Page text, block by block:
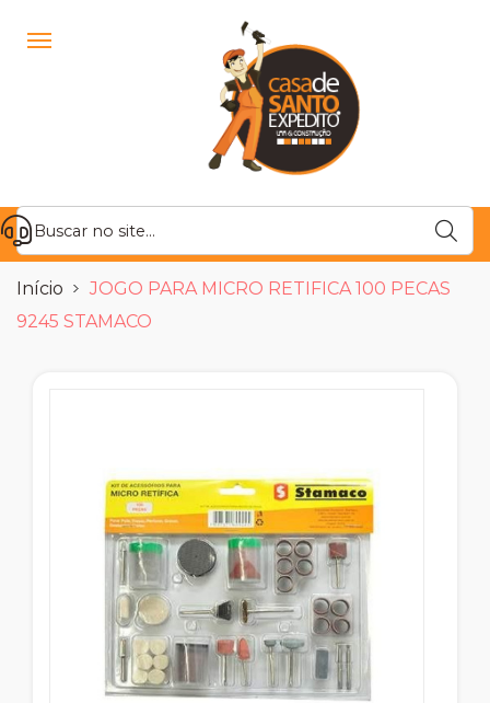
Início
JOGO PARA MICRO RETIFICA 100 PECAS
9245 STAMACO